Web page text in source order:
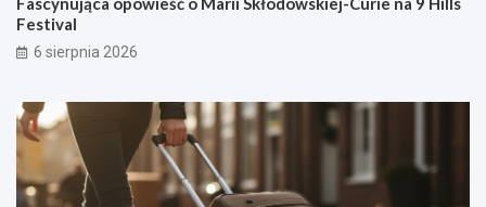
Festival
6 sierpnia 2026